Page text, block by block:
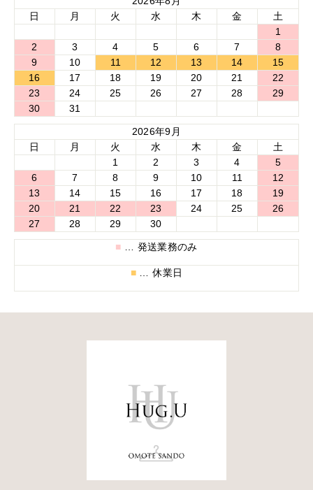
日
月 火 水 木 金
土
1
2
3 4 5 6 7
8
9
10 11 12 13 14
15
16
17 18 19 20 21
22
23
24 25 26 27 28
29
30
31
2026年9月
日
月 火 水 木 金
土
1
2 3 4
5
6
7 8 9 10 11
12
13
14 15 16 17 18
19
20
21 22 23 24 25
26
27
28 29 30
■ … 発送業務のみ
■ … 休業日